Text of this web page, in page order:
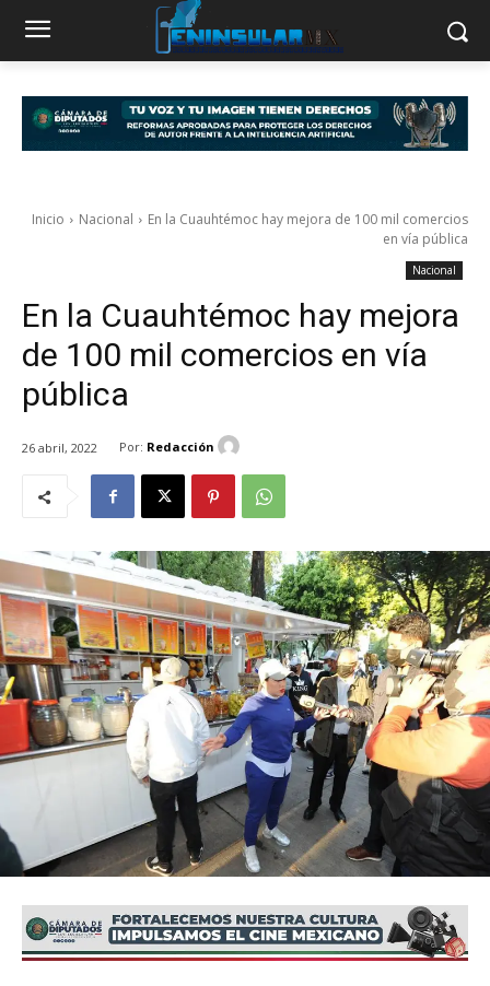
Inicio Nacional
En la Cuauhtémoc hay mejora de 100 mil comercios
en vía pública
Nacional
En la Cuauhtémoc hay mejora
de 100 mil comercios en vía
pública
26 abril, 2022 Por: Redacción